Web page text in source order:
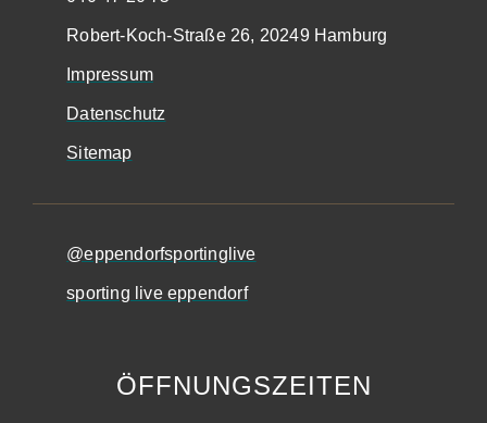
Robert-Koch-Straße 26, 20249 Hamburg
Impressum
Datenschutz
Sitemap
@eppendorfsportinglive
sporting live eppendorf
ÖFFNUNGSZEITEN